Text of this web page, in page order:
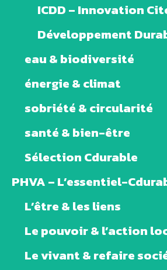
ICDD – Innovation
Développement
eau & biodiversité
énergie & climat
sobriété & circularité
santé & bien-être
Sélection Cdurable
PHVA – L’essentiel-
L’être & les liens
Le pouvoir & l’action
Le vivant & refaire